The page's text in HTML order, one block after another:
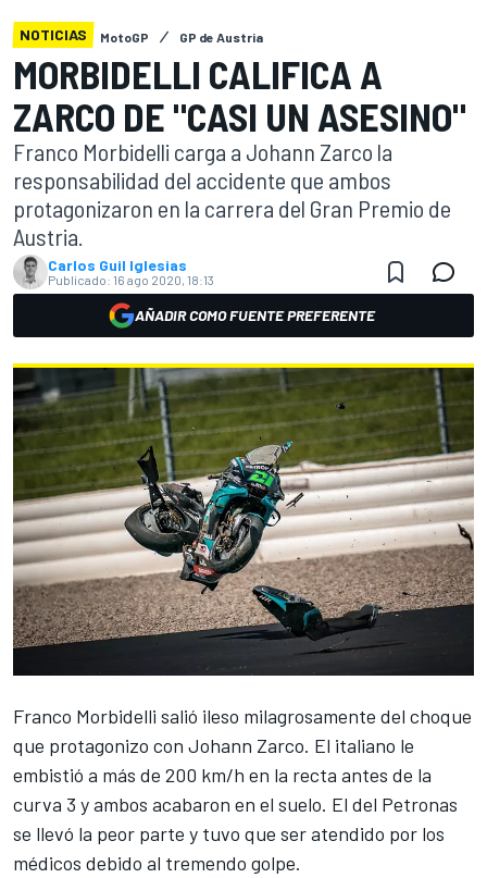
NOTICIAS MotoGP GP de Austria
MORBIDELLI CALIFICA A
ZARCO DE "CASI UN ASESINO"
Franco Morbidelli carga a Johann Zarco la
responsabilidad del accidente que ambos
protagonizaron en la carrera del Gran Premio de
Austria.
Carlos Guil Iglesias
Publicado: 16 ago 2020, 18:13
AÑADIR COMO FUENTE PREFERENTE
Franco Morbidelli salió ileso milagrosamente del choque
que protagonizo con Johann Zarco. El italiano le
embistió a más de 200 km/h en la recta antes de la
curva 3 y ambos acabaron en el suelo. El del Petronas
se llevó la peor parte y tuvo que ser atendido por los
médicos debido al tremendo golpe.